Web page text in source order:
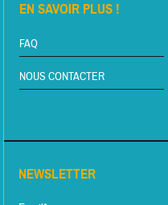
EN SAVOIR PLUS !
FAQ
NOUS CONTACTER
NEWSLETTER